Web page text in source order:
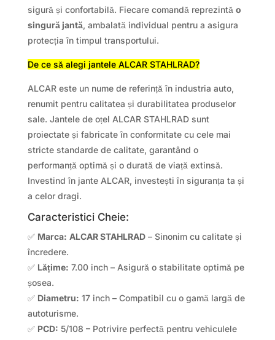
sigură și confortabilă. Fiecare comandă reprezintă o
singură jantă, ambalată individual pentru a asigura
protecția în timpul transportului.
De ce să alegi jantele ALCAR STAHLRAD?
ALCAR este un nume de referință în industria auto,
renumit pentru calitatea și durabilitatea produselor
sale. Jantele de oțel ALCAR STAHLRAD sunt
proiectate și fabricate în conformitate cu cele mai
stricte standarde de calitate, garantând o
performanță optimă și o durată de viață extinsă.
Investind în jante ALCAR, investești în siguranța ta și
a celor dragi.
Caracteristici Cheie:
✅ Marca: ALCAR STAHLRAD– Sinonim cu calitate și
încredere.
✅ Lățime: 7.00 inch – Asigură o stabilitate optimă pe
șosea.
✅ Diametru: 17 inch – Compatibil cu o gamă largă de
autoturisme.
✅ PCD: 5/108 – Potrivire perfectă pentru vehiculele